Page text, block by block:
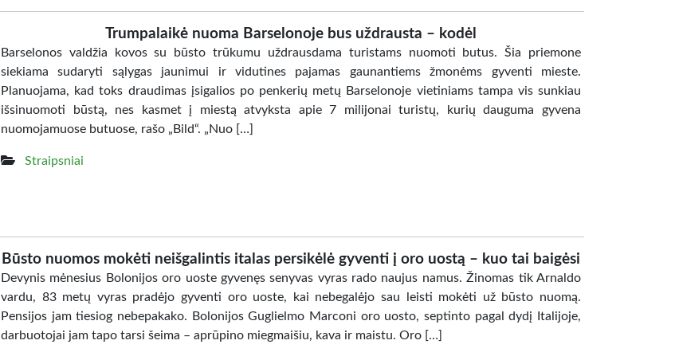
Trumpalaikė nuoma Barselonoje bus uždrausta – kodėl
Barselonos valdžia kovos su būsto trūkumu uždrausdama turistams nuomoti butus. Šia priemone
siekiama sudaryti sąlygas jaunimui ir vidutines pajamas gaunantiems žmonėms gyventi mieste.
Planuojama, kad toks draudimas įsigalios po penkerių metų Barselonoje vietiniams tampa vis sunkiau
išsinuomoti būstą, nes kasmet į miestą atvyksta apie 7 milijonai turistų, kurių dauguma gyvena
nuomojamuose butuose, rašo „Bild“. „Nuo […]
Straipsniai
Būsto nuomos mokėti neišgalintis italas persikėlė gyventi į oro uostą – kuo tai baigėsi
Devynis mėnesius Bolonijos oro uoste gyvenęs senyvas vyras rado naujus namus. Žinomas tik Arnaldo
vardu, 83 metų vyras pradėjo gyventi oro uoste, kai nebegalėjo sau leisti mokėti už būsto nuomą.
Pensijos jam tiesiog nebepakako. Bolonijos Guglielmo Marconi oro uosto, septinto pagal dydį Italijoje,
darbuotojai jam tapo tarsi šeima – aprūpino miegmaišiu, kava ir maistu. Oro […]